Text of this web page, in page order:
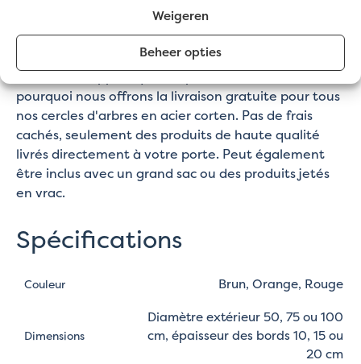
Weigeren
Beheer opties
Livraison gratuite
Chez Jatu, nous croyons qu'il est important d'offrir
le meilleur rapport qualité-prix à nos clients. C'est
pourquoi nous offrons la livraison gratuite pour tous
nos cercles d'arbres en acier corten. Pas de frais
cachés, seulement des produits de haute qualité
livrés directement à votre porte. Peut également
être inclus avec un grand sac ou des produits jetés
en vrac.
Spécifications
Couleur Brun, Orange, Rouge
Dimensions
Diamètre extérieur 50, 75 ou 100
cm, épaisseur des bords 10, 15 ou
20 cm